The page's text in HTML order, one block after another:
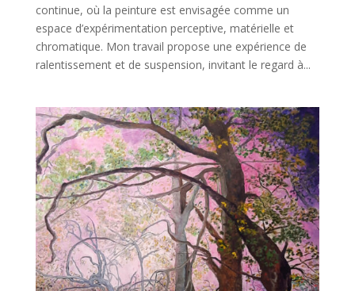
continue, où la peinture est envisagée comme un
espace d’expérimentation perceptive, matérielle et
chromatique. Mon travail propose une expérience de
ralentissement et de suspension, invitant le regard à...